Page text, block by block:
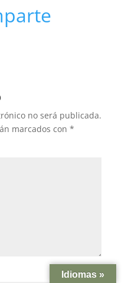
no será publicada.
marcados con *
Idiomas »